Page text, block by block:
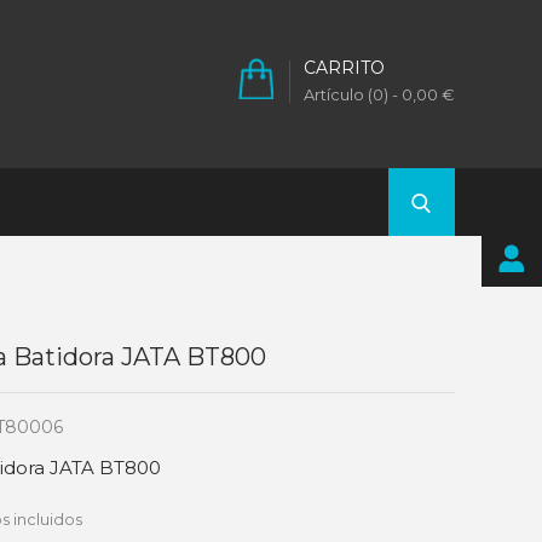
CARRITO
Artículo (0) - 0,00 €
Batidora JATA BT800
JATA BT800
incluidos